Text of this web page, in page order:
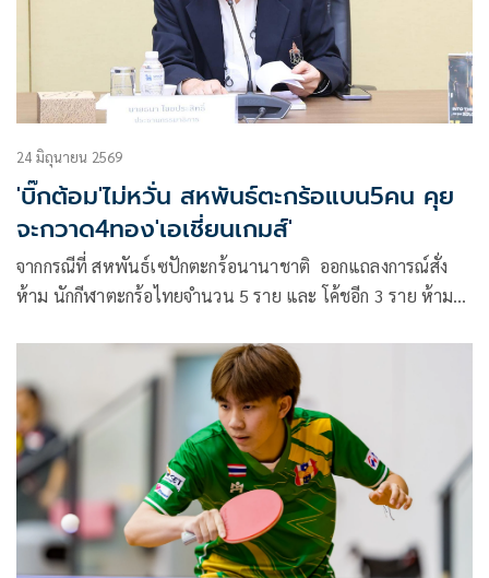
24 มิถุนายน 2569
'บิ๊กต้อม'ไม่หวั่น สหพันธ์ตะกร้อแบน5คน คุย
จะกวาด4ทอง'เอเชี่ยนเกมส์'
จากกรณีที่ สหพันธ์เซปักตะกร้อนานาชาติ ออกแถลงการณ์สั่ง
ห้าม นักกีฬาตะกร้อไทยจำนวน 5 ราย และ โค้ชอีก 3 ราย ห้าม
จนกว่าจะได้ข้อสรุปผลการพิจารณาทางวินัย จากเหตุการณ์ที่ ทีม
ชาติไทย ตัดสินใจขอถอนตัวไม่แข่งต่อ ในการแข่งขัน เซปัค
ตะกร้อ รอบชิงชนะเลิศ ประเภททีมชาย ในรายการชิงแชมป์โลก
2026 ที่กรุงกัวลาลัมเปอร์ ประเทศมาเลเซีย เมื่อเดือนพฤษภาคม
ที่ผ่านมา ทำให้ทาง คณะกรรมการวินัยของ สหพันธ์เซปักตะกร้อ
นานาชาติ มีคำสั่งเบื้องต้นให้ วิชาญ เต็มโคตร, จักรกฤษณ์ ถิ่น
บางบน, ภูตะวัน โสภา, สิทธิพงศ์ คำจันทร์ และ จตุพล ศิริอาจ
ห้ามยุ่งเกี่ยวกับการแข่งขันที่ได้รับการรับรองจาก สหพันธ์เซปัค